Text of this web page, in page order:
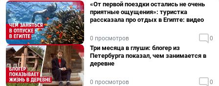
«От первой поездки остались не очень
приятные ощущения»: туристка
рассказала про отдых в Египте: видео
0 просмотров 0
Три месяца в глуши: блогер из
Петербурга показал, чем занимается в
деревне
0 просмотров 0